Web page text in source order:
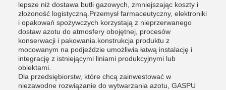
lepsze niż dostawa butli gazowych, zmniejszając koszty i
złożoność logistyczną.Przemysł farmaceutyczny, elektroniki
i opakowań spożywczych korzystają z nieprzerwanego
dostaw azotu do atmosfery obojętnej, procesów
konserwacji i pakowania.konstrukcja produktu z
mocowanym na podjeździe umożliwia łatwą instalację i
integrację z istniejącymi liniami produkcyjnymi lub
obiektami.
Dla przedsiębiorstw, które chcą zainwestować w
niezawodne rozwiązanie do wytwarzania azotu, GASPU